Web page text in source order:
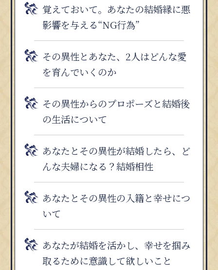
覚えておいて。あなたの結婚縁に悪
影響を与える“NG行為”
その異性とあなた、2人はどんな愛
を育んでいくのか
その異性からのプロポーズと結婚後
の生活について
あなたとその異性が結婚したら、ど
んな夫婦になる？結婚相性
あなたとその異性の入籍と幸せにつ
いて
あなたが結婚を活かし、幸せを掴み
取るために意識して欲しいこと